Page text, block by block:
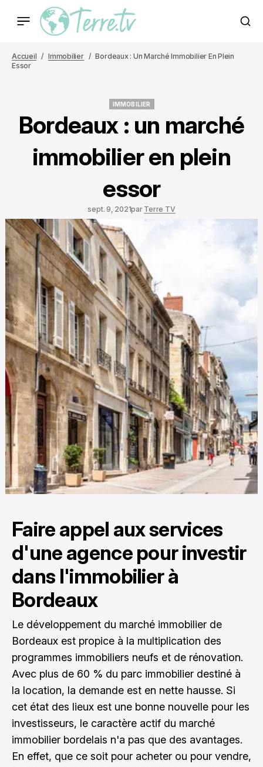
Accueil Immobilier
Bordeaux : Un Marché Immobilier En Plein
Essor
IMMOBILIER
Bordeaux : un marché
immobilier en plein
essor
sept. 9, 2021par Terre TV
Faire appel aux services
d'une agence pour investir
dans l'immobilier à
Bordeaux
Le développement du marché immobilier de
Bordeaux est propice à la multiplication des
programmes immobiliers neufs et de rénovation.
Avec plus de 60 % du parc immobilier destiné à
la location, la demande est en nette hausse. Si
cet état des lieux est une bonne nouvelle pour les
investisseurs, le caractère actif du marché
immobilier bordelais n'a pas que des avantages.
En effet, que ce soit pour acheter ou pour vendre,